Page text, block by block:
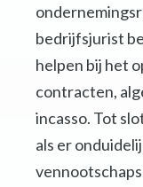
bedrijfsjurist
helpen bij het
contracten,
incasso. Tot
als er